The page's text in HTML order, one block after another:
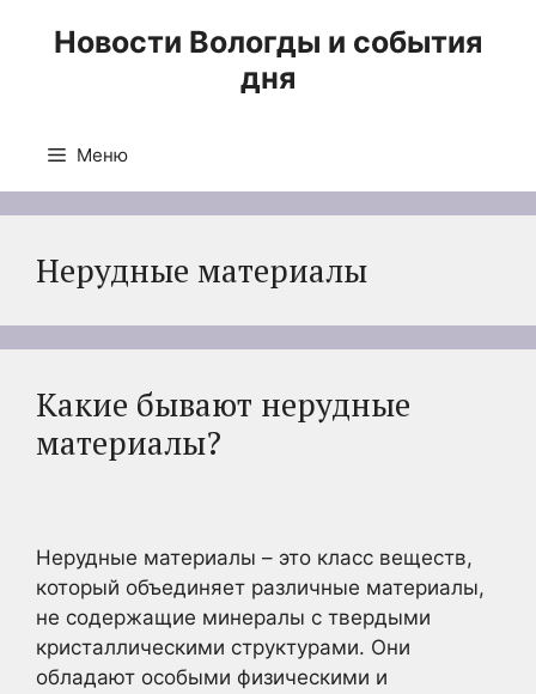
Новости Вологды и события
дня
Меню
Нерудные материалы
Какие бывают нерудные
материалы?
Нерудные материалы – это класс веществ,
который объединяет различные материалы,
не содержащие минералы с твердыми
кристаллическими структурами. Они
обладают особыми физическими и